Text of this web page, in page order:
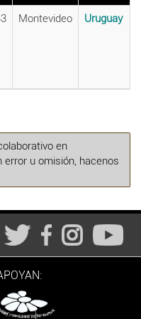
Montevideo Uruguay
en
u omisión, hacenos